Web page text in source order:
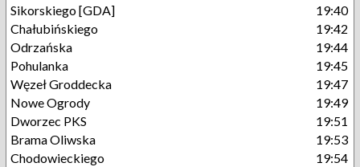
Sikorskiego [GDA]
19:40
Chałubińskiego
19:42
Odrzańska
19:44
Pohulanka
19:45
Węzeł Groddecka
19:47
Nowe Ogrody
19:49
Dworzec PKS
19:51
Brama Oliwska
19:53
Chodowieckiego
19:54